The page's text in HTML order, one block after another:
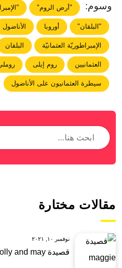
وسوم: "أرض الروم"
"البلقان" أوروبا الأناضول
الإمبراطوريّة العثمانيّة البلقان
العثمانيين روم إيلى
سيطرة العثمانيون على الأناضول
مقالات مختارة
نوفمبر ١٠, ٢٠٢١
قصيدة maggie and milly and molly and may